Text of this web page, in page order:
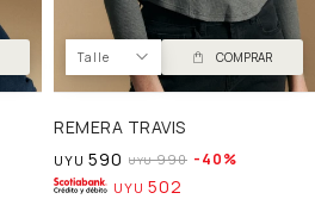
Talle COMPRAR
REMERA TRAVIS
UYU 590 UYU 990 40
UYU 502